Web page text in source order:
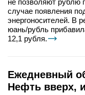
не позволяют рублю
случае появления
энергоносителей. В
юань/рубль
12,1 рубля.
Ежедневный
Нефть вверх,